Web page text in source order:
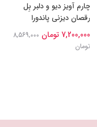
چارم آویز دیو و دلبر بِل
رقصان دیزنی پاندورا
7,200,000 تومان
8,569,000
تومان